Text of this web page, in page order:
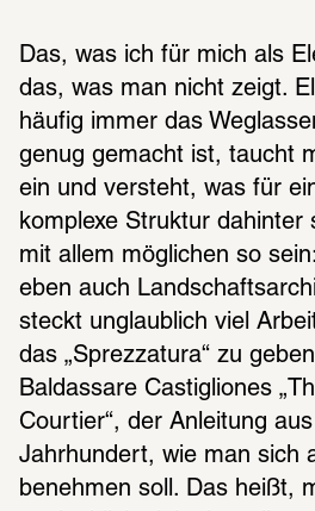
Das, was ich für mich als
das, was man nicht zeigt.
häufig immer das
genug gemacht ist, taucht
ein und versteht, was für
komplexe Struktur dahinter
mit allem möglichen so
eben auch
steckt unglaublich viel
das „Sprezzatura“ zu
Baldassare Castigliones
Courtier“, der Anleitung
Jahrhundert, wie man sich
benehmen soll. Das heißt,